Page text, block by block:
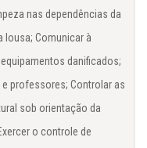
nas dependências da
lousa; Comunicar à
danificados;
professores; Controlar as
sob orientação da
o controle de